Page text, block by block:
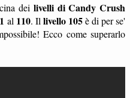
dei livelli di Candy Crush
al 110. Il livello 105è di per se'
Ecco come superarlo